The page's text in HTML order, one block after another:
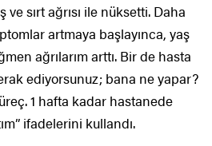
sırt ağrısı ile nüksetti. Daha
artmaya başlayınca, yaş
ağrılarım arttı. Bir de hasta
ediyorsunuz; bana ne yapar?
1 hafta kadar hastanede
ifadelerini kullandı.